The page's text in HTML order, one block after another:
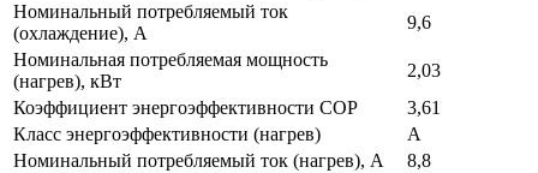
Номинальный потребляемый ток
(охлаждение), А
9,6
Номинальная потребляемая мощность
(нагрев), кВт
2,03
Коэффициент энергоэффективности COP
3,61
Класс энергоэффективности (нагрев)
А
Номинальный потребляемый ток (нагрев), А
8,8